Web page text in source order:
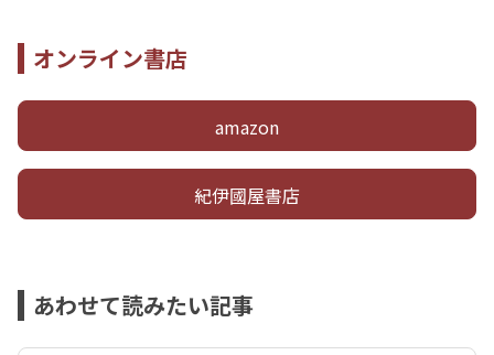
オンライン書店
amazon
紀伊國屋書店
あわせて読みたい記事